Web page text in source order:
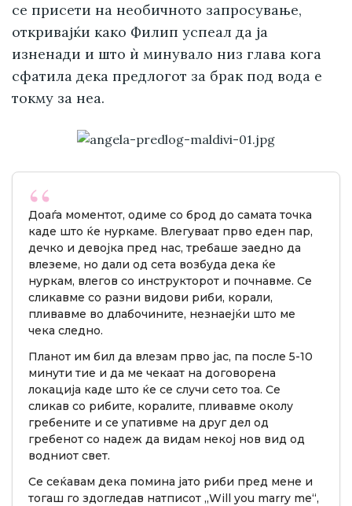
се присети на необичното запросување,
откривајќи како Филип успеал да ја
изненади и што ѝ минувало низ глава кога
сфатила дека предлогот за брак под вода е
токму за неа.
Доаѓа моментот, одиме со брод до самата точка
каде што ќе нуркаме. Влегуваат прво еден пар,
дечко и девојка пред нас, требаше заедно да
влеземе, но дали од сета возбуда дека ќе
нуркам, влегов со инструкторот и почнавме. Се
сликавме со разни видови риби, корали,
пливавме во длабочините, незнаејќи што ме
чека следно.
Планот им бил да влезам прво јас, па после 5-10
минути тие и да ме чекаат на договорена
локација каде што ќе се случи сето тоа. Се
сликав со рибите, коралите, пливавме околу
гребените и се упативме на друг дел од
гребенот со надеж да видам некој нов вид од
водниот свет.
Се сеќавам дека помина јато риби пред мене и
тогаш го здогледав натписот „Will you marry me“,